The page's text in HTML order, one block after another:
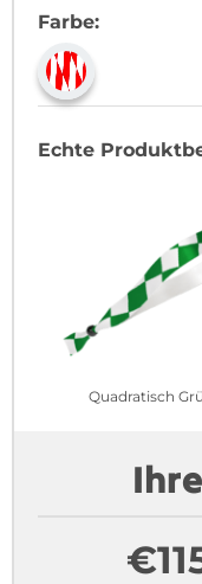
Farbe:
Echte
Quadratisch
€